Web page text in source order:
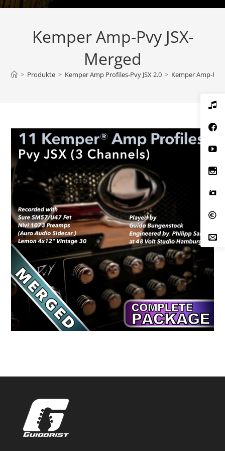
Kemper Amp-Pvy JSX-
Merged
> Produkte > Kemper Amp Profiles-Pvy JSX 2.0 > Kemper Amp-Pvy